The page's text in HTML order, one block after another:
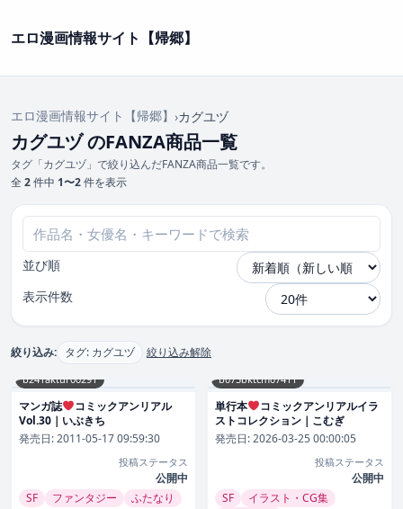
エロ漫画情報サイト【帰郷】
エロ漫画情報サイト【帰郷】 ›カグユヅ
カグユヅ のFANZA商品一覧
タグ「カグユヅ」で絞り込んだFANZA商品一覧です。
全 2件中 1〜2件を表示
並び順
表示件数
絞り込み: タグ: カグユヅ 絞り込み解除
b241aktur00291
マンガ誌
コミックアンリアル
Vol.30｜いぶきち
発売日:2011-05-17 09:59:30
投稿ステータス
公開中
SF
ファンタジー
ふたなり
b073bktcm07411
単行本
コミックアンリアルイラ
ストコレクション｜こむぎ
発売日:2026-03-25 00:00:05
投稿ステータス
公開中
SF
イラスト・CG集